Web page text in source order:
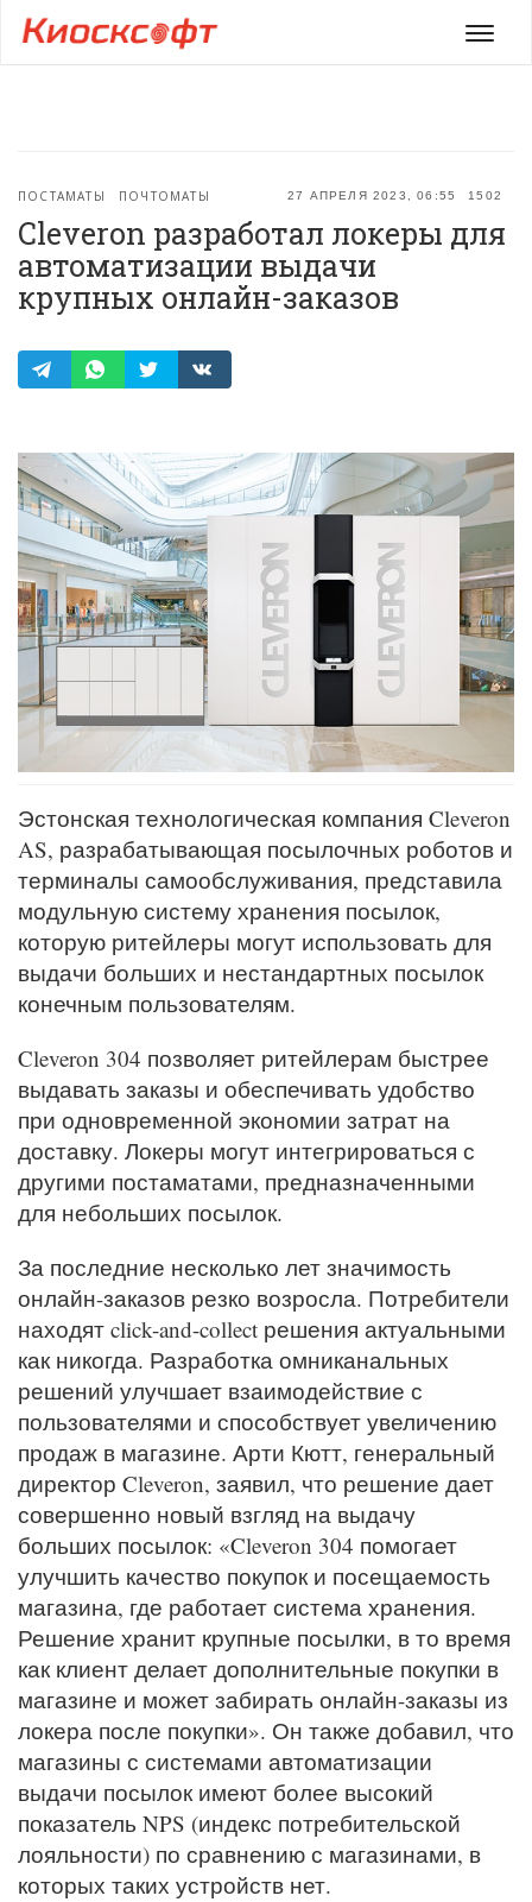
Меню
27 АПРЕЛЯ 2023, 06:55 1502
ПОСТАМАТЫ ПОЧТОМАТЫ
Cleveron разработал локеры для
автоматизации выдачи
крупных онлайн-заказов
Эстонская технологическая компания Cleveron
AS, разрабатывающая посылочных роботов и
терминалы самообслуживания, представила
модульную систему хранения посылок,
которую ритейлеры могут использовать для
выдачи больших и нестандартных посылок
конечным пользователям.
Cleveron 304 позволяет ритейлерам быстрее
выдавать заказы и обеспечивать удобство
при одновременной экономии затрат на
доставку. Локеры могут интегрироваться с
другими постаматами, предназначенными
для небольших посылок.
За последние несколько лет значимость
онлайн-заказов резко возросла. Потребители
находят click-and-collect решения актуальными
как никогда. Разработка омниканальных
решений улучшает взаимодействие с
пользователями и способствует увеличению
продаж в магазине. Арти Кютт, генеральный
директор Cleveron, заявил, что решение дает
совершенно новый взгляд на выдачу
больших посылок: «Cleveron 304 помогает
улучшить качество покупок и посещаемость
магазина, где работает система хранения.
Решение хранит крупные посылки, в то время
как клиент делает дополнительные покупки в
магазине и может забирать онлайн-заказы из
локера после покупки». Он также добавил, что
магазины с системами автоматизации
выдачи посылок имеют более высокий
показатель NPS (индекс потребительской
лояльности) по сравнению с магазинами, в
которых таких устройств нет.